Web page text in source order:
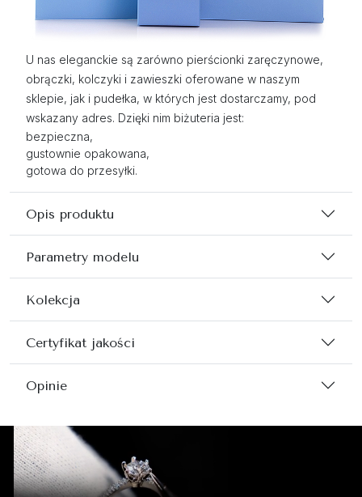
U nas eleganckie są zarówno pierścionki zaręczynowe,
obrączki, kolczyki i zawieszki oferowane w naszym
sklepie, jak i pudełka, w których jest dostarczamy, pod
wskazany adres. Dzięki nim biżuteria jest:
bezpieczna,
gustownie opakowana,
gotowa do przesyłki.
Opis produktu
Parametry modelu
Kolekcja
Certyfikat jakości
Opinie